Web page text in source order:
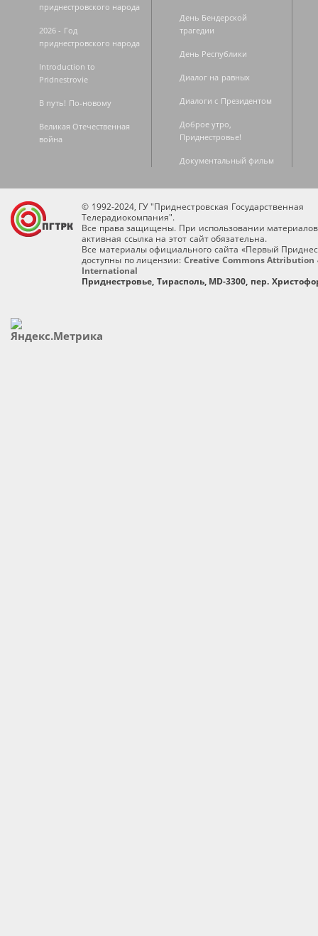
приднестровского народа
2026 - Год
приднестровского народа
Introduction to
Pridnestrovie
В путь! По-новому
Великая Отечественная
война
День Бендерской
трагедии
День Республики
Диалог на равных
Диалоги с Президентом
Доброе утро,
Приднестровье!
Документальный фильм
© 1992-2024, ГУ "Приднестровская Государственная
Телерадиокомпания".
Все права защищены. При использовании
активная ссылка на этот сайт обязательна.
Все материалы официального сайта «Первый
доступны по лицензии: Creative Commons Attribution
International
Приднестровье, Тирасполь, MD-3300, пер.